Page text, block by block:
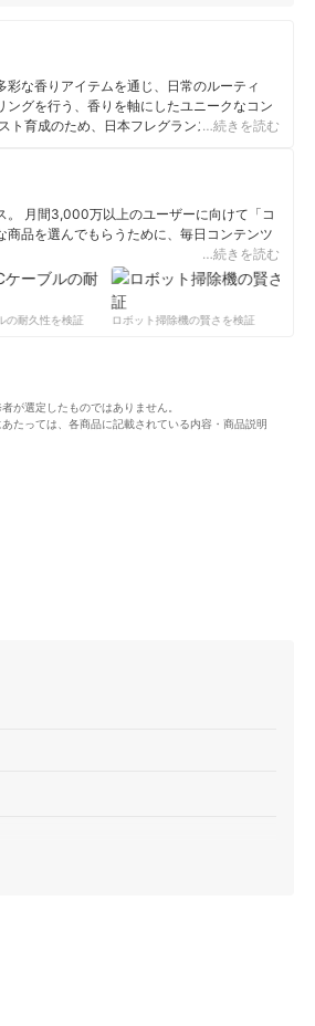
な香りアイテムを通じ、日常のルーティ
グを行う、香りを軸にしたユニークなコン
ト育成のため、日本フレグランス協会…続きを読む
。 月間3,000万以上のユーザーに向けて「コ
品を選んでもらうために、毎日コンテンツ
…続きを読む
耐久性を検証 ロボット掃除機の賢さを検証
が選定したものではありません。
たっては、各商品に記載されている内容・商品説明